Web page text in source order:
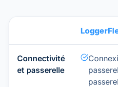
Connectivité
et passerelle